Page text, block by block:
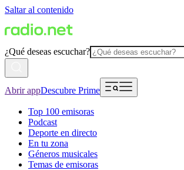
Saltar al contenido
¿Qué deseas escuchar?
Abrir appDescubre Prime
Top 100 emisoras
Podcast
Deporte en directo
En tu zona
Géneros musicales
Temas de emisoras